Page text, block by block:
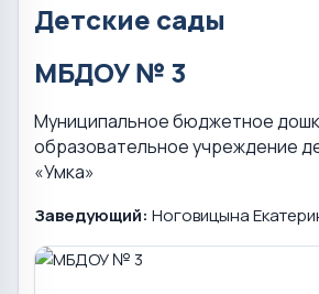
Детские сады
МБДОУ № 3
Муниципальное бюджетное
образовательное учреждение
«Умка»
Заведующий: Ноговицына